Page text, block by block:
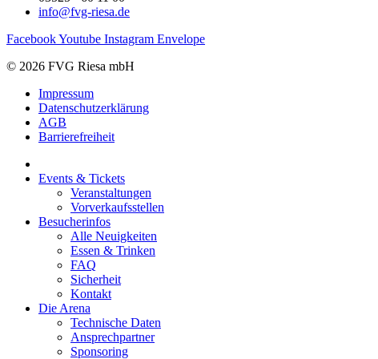
info@fvg-riesa.de
FacebookYoutube Instagram Envelope
© 2026 FVG Riesa mbH
Impressum
Datenschutzerklärung
AGB
Barrierefreiheit
Events & Tickets
Veranstaltungen
Vorverkaufsstellen
Besucherinfos
Alle Neuigkeiten
Essen & Trinken
FAQ
Sicherheit
Kontakt
Die Arena
Technische Daten
Ansprechpartner
Sponsoring